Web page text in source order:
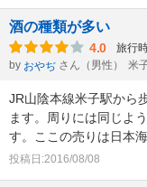
酒の種類が多い
4.0 旅行
by おやぢ さん（男性） 米
JR山陰本線米子駅から
ます。周りには同じよ
す。ここの売りは日本
投稿日:2016/08/08